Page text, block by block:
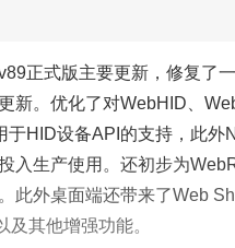
正式版主要更新，修复了
新。优化了对WebHID、
于HID设备API的支持，此外
入生产使用。还初步为
此外桌面端还带来了Web
及其他增强功能。